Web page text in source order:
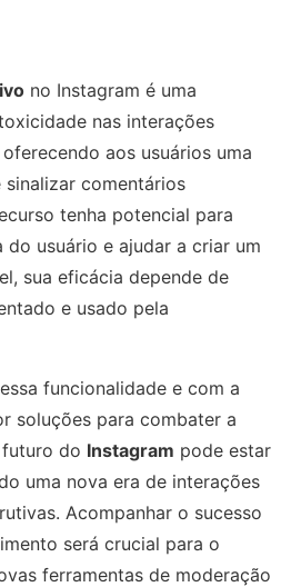
no Instagram é uma
nas interações
aos usuários uma
comentários
tenha potencial para
do usuário e ajudar a criar um
sua eficácia depende de
e usado pela
funcionalidade e com a
soluções para combater a
do Instagram pode estar
uma nova era de interações
Acompanhar o sucesso
será crucial para o
ferramentas de moderação